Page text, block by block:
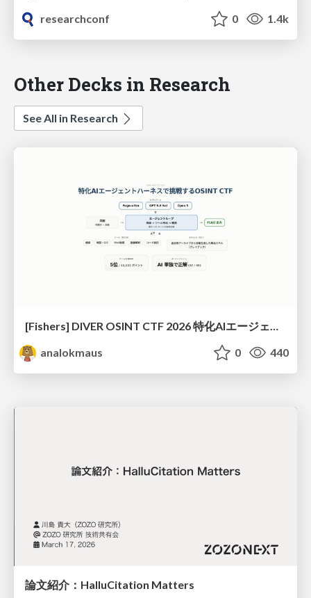
researchconf
0 1.4k
Other Decks in Research
See All in Research
analokmaus
0 440
論文紹介：HalluCitation Matters